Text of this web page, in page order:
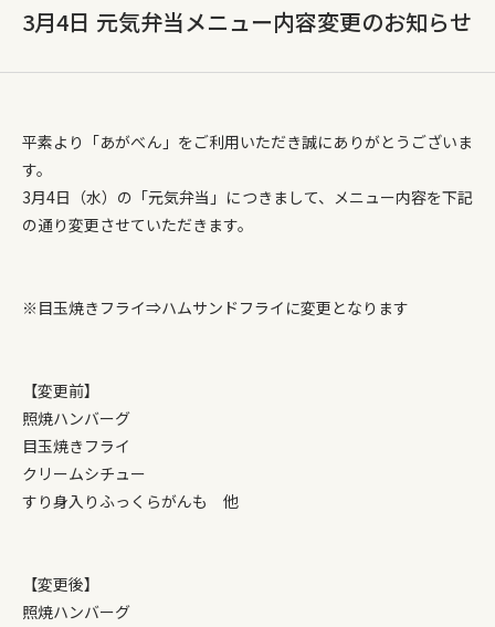
3月4日 元気弁当メニュー内容変更のお知らせ
平素より「あがべん」をご利用いただき誠にありがとうございま
す。
3月4日（水）の「元気弁当」につきまして、メニュー内容を下記
の通り変更させていただきます。
※目玉焼きフライ⇒ハムサンドフライに変更となります
【変更前】
照焼ハンバーグ
目玉焼きフライ
クリームシチュー
すり身入りふっくらがんも 他
【変更後】
照焼ハンバーグ